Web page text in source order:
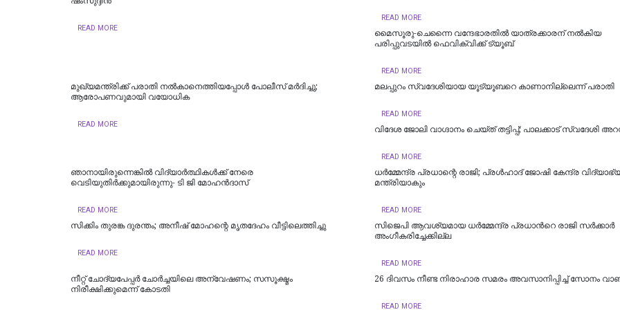
READ MORE
READ MORE
മൈസൂരു-ചെന്നൈ വന്ദേഭാരതില്‍ യാത്രക്കാരന് നല്‍കിയ
പരിപ്പുവടയില്‍ ഫെവിക്വിക്ക് ട്യൂബ്
READ MORE
മുഖ്യമന്ത്രിക്ക് പരാതി നൽകാനെത്തിയപ്പോൾ പോലീസ് മർദിച്ചു;
ആരോപണവുമായി വയോധിക
READ MORE
മലപ്പുറം സ്വദേശിയായ യൂട്യൂബറെ കാണാനില്ലെന്ന് പരാതി
READ MORE
വിദേശ ജോലി വാഗ്ദാനം ചെയ്ത് തട്ടിപ്പ്; പാലക്കാട് സ്വദേശി
READ MORE
ഞാനായിരുന്നെങ്കില്‍ വിദ്യാര്‍ത്ഥികള്‍ക്ക് നേരെ
വെടിയുതിര്‍ക്കുമായിരുന്നു- ടി ജി മോഹൻദാസ്
READ MORE
ധര്‍മ്മേന്ദ്ര പ്രധാന്റെ രാജി; പ്രള്‍ഹാദ് ജോഷി കേന്ദ്ര
മന്ത്രിയാകും
READ MORE
സിക്കിം തുരങ്ക ​​​ദുരന്തം; അനീഷ്‌ മോഹന്റെ മൃതദേഹം വീട്ടിലെത്തിച്ചു
READ MORE
സിജെപി ആവശ്യമായ ധർമ്മേന്ദ്ര പ്രധാന്‍റെ രാജി സർക്കാർ
അംഗീകരിച്ചേക്കില്ല
READ MORE
നീറ്റ് ചോദ്യപേപ്പര്‍ ചോര്‍ച്ചയിലെ അന്വേഷണം; സസൂക്ഷ്മം
നിരീക്ഷിക്കുമെന്ന് കോടതി
26 ദിവസം നീണ്ട നിരാഹാര സമരം അവസാനിപ്പിച്ച് സോനം
READ MORE